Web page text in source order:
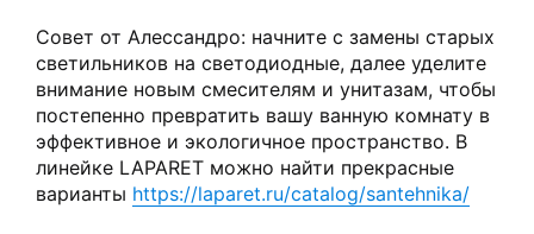
Совет от Алессандро: начните с замены старых
светильников на светодиодные, далее уделите
внимание новым смесителям и унитазам, чтобы
постепенно превратить вашу ванную комнату в
эффективное и экологичное пространство. В
линейке LAPARET можно найти прекрасные
варианты https://laparet.ru/catalog/santehnika/